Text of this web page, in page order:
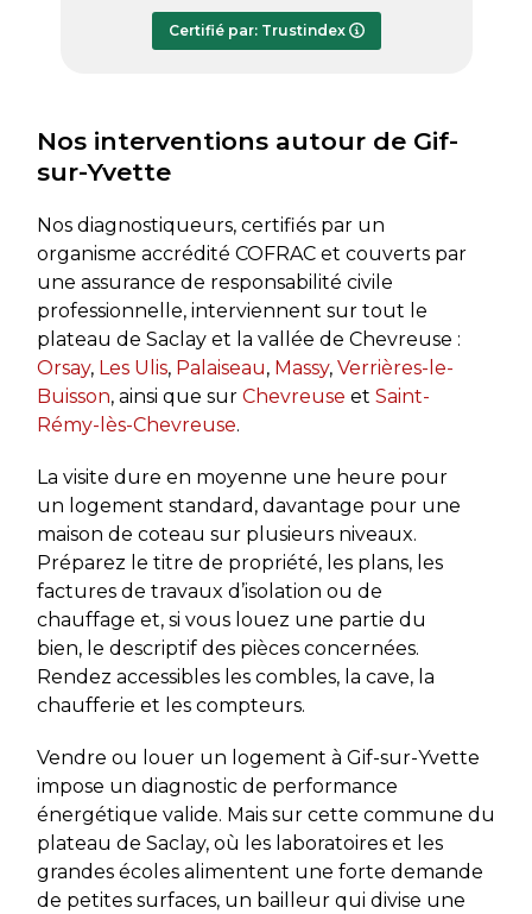
Le rapport de diagnostic m’a été
transmis dès le lundi soir, ce qui est
Certifié par: Trustindex
Nos interventions autour de Gif-
sur-Yvette
Nos diagnostiqueurs, certifiés par un
organisme accrédité COFRAC et couverts par
une assurance de responsabilité civile
professionnelle, interviennent sur tout le
plateau de Saclay et la vallée de Chevreuse :
Orsay, Les Ulis, Palaiseau, Massy, Verrières-le-
Buisson, ainsi que sur Chevreuse et Saint-
Rémy-lès-Chevreuse.
La visite dure en moyenne une heure pour
un logement standard, davantage pour une
maison de coteau sur plusieurs niveaux.
Préparez le titre de propriété, les plans, les
factures de travaux d’isolation ou de
chauffage et, si vous louez une partie du
bien, le descriptif des pièces concernées.
Rendez accessibles les combles, la cave, la
chaufferie et les compteurs.
Vendre ou louer un logement à Gif-sur-Yvette
impose un diagnostic de performance
énergétique valide. Mais sur cette commune du
plateau de Saclay, où les laboratoires et les
grandes écoles alimentent une forte demande
de petites surfaces, un bailleur qui divise une